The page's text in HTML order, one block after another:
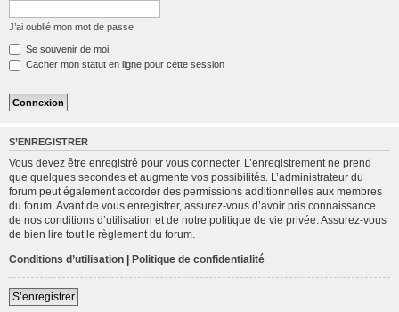
J’ai oublié mon mot de passe
Se souvenir de moi
Cacher mon statut en ligne pour cette session
S’ENREGISTRER
Vous devez être enregistré pour vous connecter. L’enregistrement ne prend
que quelques secondes et augmente vos possibilités. L’administrateur du
forum peut également accorder des permissions additionnelles aux membres
du forum. Avant de vous enregistrer, assurez-vous d’avoir pris connaissance
de nos conditions d’utilisation et de notre politique de vie privée. Assurez-vous
de bien lire tout le règlement du forum.
Conditions d’utilisation | Politique de confidentialité
S’enregistrer